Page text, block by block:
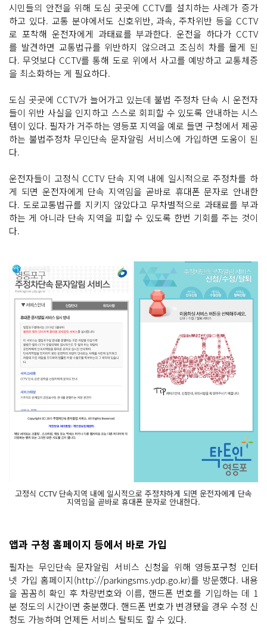
시민들의 안전을 위해 도심 곳곳에 CCTV를 설치하는 사례가 증가
하고 있다. 교통 분야에서도 신호위반, 과속, 주차위반 등을 CCTV
로 포착해 운전자에게 과태료를 부과한다. 운전을 하다가 CCTV
를 발견하면 교통법규를 위반하지 않으려고 조심히 차를 몰게 된
다. 무엇보다 CCTV를 통해 도로 위에서 사고를 예방하고 교통체증
을 최소화하는 게 필요하다.
도심 곳곳에 CCTV가 늘어가고 있는데 불법 주정차 단속 시 운전자
들이 위반 사실을 인지하고 스스로 회피할 수 있도록 안내하는 시스
템이 있다. 필자가 거주하는 영등포 지역을 예로 들면 구청에서 제공
하는 불법주정차 무인단속 문자알림 서비스에 가입하면 도움이 된
다.
운전자들이 고정식 CCTV 단속 지역 내에 일시적으로 주정차를 하
게 되면 운전자에게 단속 지역임을 곧바로 휴대폰 문자로 안내한
다. 도로교통법규를 지키지 않았다고 무차별적으로 과태료를 부과
하는 게 아니라 단속 지역을 피할 수 있도록 한번 기회를 주는 것이
다.
고정식 CCTV 단속지역 내에 일시적으로 주정차하게 되면 운전자에게 단속
지역임을 곧바로 휴대폰 문자로 안내한다.
앱과 구청 홈페이지 등에서 바로 가입
필자는 무인단속 문자알림 서비스 신청을 위해 영등포구청 인터
넷 가입 홈페이지(http://parkingsms.ydp.go.kr)를 방문했다. 내용
을 꼼꼼히 확인 후 차량번호와 이름, 핸드폰 번호를 기입하는 데 1
분 정도의 시간이면 충분했다. 핸드폰 번호가 변경됐을 경우 수정 신
청도 가능하며 언제든 서비스 탈퇴도 할 수 있다.